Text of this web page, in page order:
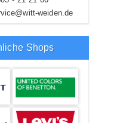
weiden.de
Shops